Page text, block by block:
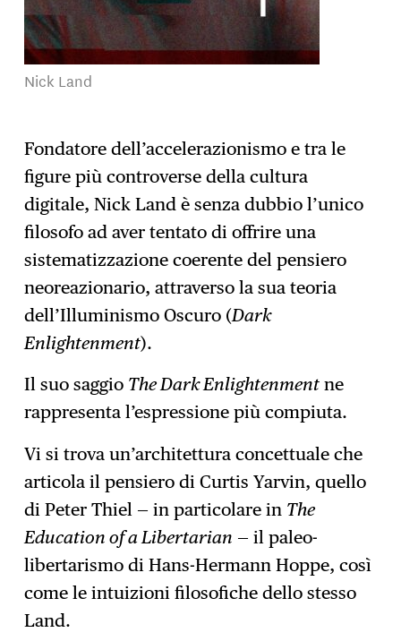
Nick Land
Fondatore dell’accelerazionismo e tra le
figure più controverse della cultura
digitale, Nick Land è senza dubbio l’unico
filosofo ad aver tentato di offrire una
sistematizzazione coerente del pensiero
neoreazionario, attraverso la sua teoria
dell’Illuminismo Oscuro (Dark
Enlightenment).
Il suo saggio The Dark Enlightenment ne
rappresenta l’espressione più compiuta.
Vi si trova un’architettura concettuale che
articola il pensiero di Curtis Yarvin, quello
di Peter Thiel — in particolare in The
Education of a Libertarian — il paleo-
libertarismo di Hans-Hermann Hoppe, così
come le intuizioni filosofiche dello stesso
Land.